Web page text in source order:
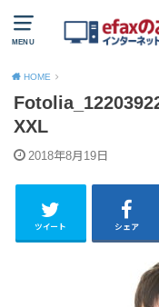
MENU
HOME
XXL
2018年8月19日
ツイート シェア